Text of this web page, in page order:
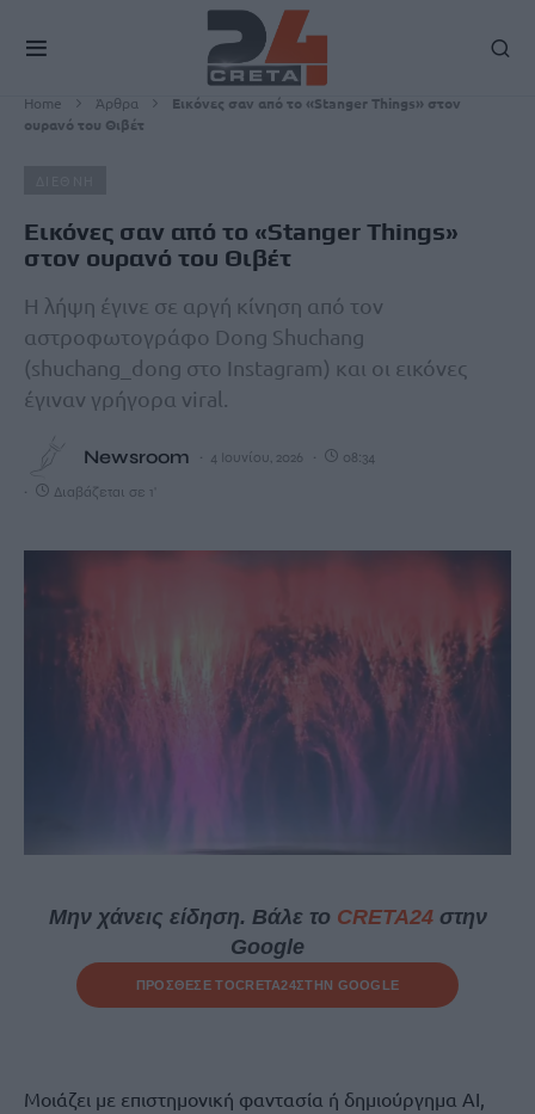
Home Άρθρα
Εικόνες σαν από το «Stanger Things» στον
ουρανό του Θιβέτ
Εικόνες σαν από το «Stanger Things»
στον ουρανό του Θιβέτ
Η λήψη έγινε σε αργή κίνηση από τον
αστροφωτογράφο Dong Shuchang
(shuchang_dong στο Instagram) και οι εικόνες
έγιναν γρήγορα viral.
Newsroom 4 Ιουνίου, 2026 08:34
Διαβάζεται σε 1'
Μην χάνεις είδηση. Βάλε το CRETA24στην
Google
ΠΡΟΣΘΕΣΕ ΤΟCRETA24ΣΤΗΝ GOOGLE
Μοιάζει με επιστημονική φαντασία ή δημιούργημα ΑΙ,